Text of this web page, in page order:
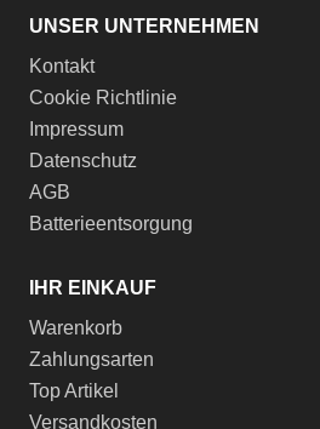
UNSER UNTERNEHMEN
Kontakt
Cookie Richtlinie
Impressum
Datenschutz
AGB
Batterieentsorgung
IHR EINKAUF
Warenkorb
Zahlungsarten
Top Artikel
Versandkosten